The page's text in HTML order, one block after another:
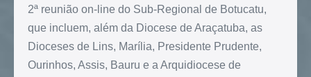
2ª reunião on-line do Sub-Regional de Botucatu,
que incluem, além da Diocese de Araçatuba, as
Dioceses de Lins, Marília, Presidente Prudente,
Ourinhos, Assis, Bauru e a Arquidiocese de